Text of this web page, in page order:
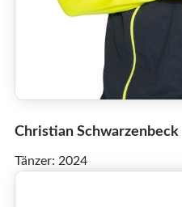
Christian Schwarzenbeck
Tänzer: 2024